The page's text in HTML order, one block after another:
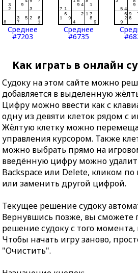
Среднее
#7203
Среднее
#6735
Как играть в онлайн
Судоку на этом сайте можно
добавляется в выделенную
Цифру можно ввести как с
одну из девяти клеток рядом с
Жёлтую клетку можно
управления курсором. Также
можно выбрать прямо на
введённую цифру можно
Backspace или Delete, кликом по
или заменить другой цифрой.
Текущее решение судоку
Вернувшись позже, вы сможете
решение судоку с того момента,
Чтобы начать игру заново,
"Очистить".